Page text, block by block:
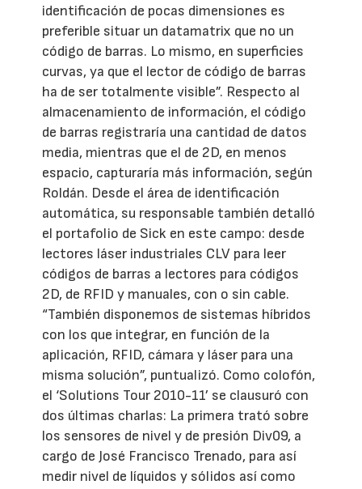
identificación de pocas dimensiones es
preferible situar un datamatrix que no un
código de barras. Lo mismo, en superficies
curvas, ya que el lector de código de barras
ha de ser totalmente visible”. Respecto al
almacenamiento de información, el código
de barras registraría una cantidad de datos
media, mientras que el de 2D, en menos
espacio, capturaría más información, según
Roldán. Desde el área de identificación
automática, su responsable también detalló
el portafolio de Sick en este campo: desde
lectores láser industriales CLV para leer
códigos de barras a lectores para códigos
2D, de RFID y manuales, con o sin cable.
“También disponemos de sistemas híbridos
con los que integrar, en función de la
aplicación, RFID, cámara y láser para una
misma solución”, puntualizó. Como colofón,
el ‘Solutions Tour 2010-11’ se clausuró con
dos últimas charlas: La primera trató sobre
los sensores de nivel y de presión Div09, a
cargo de José Francisco Trenado, para así
medir nivel de líquidos y sólidos así como